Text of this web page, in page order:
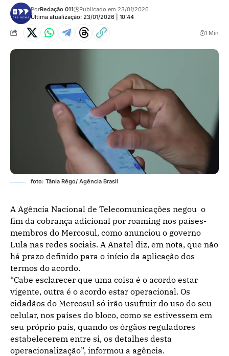
Última atualização: 23/01/2026 | 10:44
PorRedação 011 Publicado em 23/01/2026
1 Min
foto: Tânia Rêgo/ Agência Brasil
A Agência Nacional de Telecomunicações negou o
fim da cobrança adicional por roaming nos países-
membros do Mercosul, como anunciou o governo
Lula nas redes sociais. A Anatel diz, em nota, que não
há prazo definido para o início da aplicação dos
termos do acordo.
“Cabe esclarecer que uma coisa é o acordo estar
vigente, outra é o acordo estar operacional. Os
cidadãos do Mercosul só irão usufruir do uso do seu
celular, nos países do bloco, como se estivessem em
seu próprio país, quando os órgãos reguladores
estabelecerem entre si, os detalhes desta
operacionalização”, informou a agência.